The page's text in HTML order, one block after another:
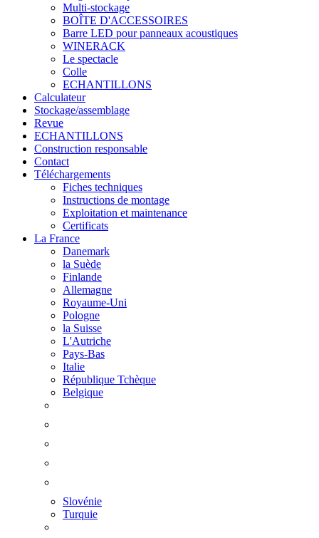
Multi-stockage
BOÎTE D'ACCESSOIRES
Barre LED pour panneaux acoustiques
WINERACK
Le spectacle
Colle
ECHANTILLONS
Calculateur
Stockage/assemblage
Revue
ECHANTILLONS
Construction responsable
Contact
Téléchargements
Fiches techniques
Instructions de montage
Exploitation et maintenance
Certificats
La France
Danemark
la Suède
Finlande
Allemagne
Royaume-Uni
Pologne
la Suisse
L'Autriche
Pays-Bas
Italie
République Tchèque
Belgique
Slovénie
Turquie